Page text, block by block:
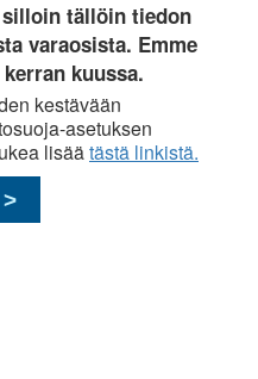
tällöin tiedon
varaosista. Emme
kuussa.
kestävään
asetuksen
lisäätästä linkistä.